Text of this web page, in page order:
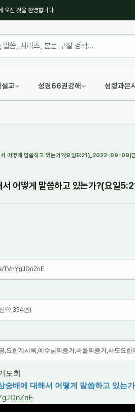
오신 것을 환영합니다
교 성경66권강해 성령과은
서 어떻게 말씀하고 있는가?(요일5:21)_2022-09-09(
서 어떻게 말씀하고 있는가?(요
TVnYgJDnZnE
약 394면)
,요한계시록,예수님의증거,바울의증거,사도요
도회
숭배에 대해서 어떻게 말씀하고 있는